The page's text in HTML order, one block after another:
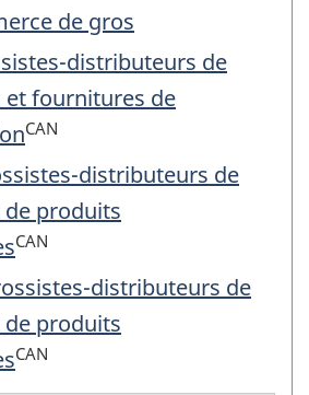
de gros
distributeurs de
fournitures de
CAN
distributeurs de
produits
CAN
distributeurs de
produits
CAN